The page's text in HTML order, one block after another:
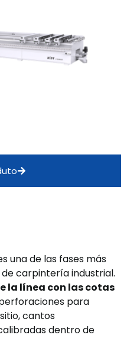
una de las fases más
carpintería industrial.
la línea con las cotas
para
cantos
dentro de